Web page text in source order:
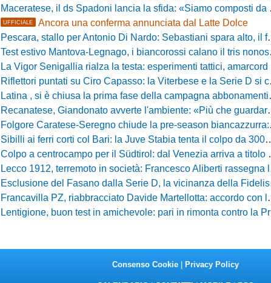
Maceratese, il ds Spadoni lancia la sfida: «Siamo composti da elementi validi con motivazioni altissime»
UFFICIALE Ancora una conferma annunciata dal Latte Dolce
Pescara, stallo per Antonio Di Nardo: Sebastiani spara alto, il futuro resta un enigma
Test estivo Mantova-Legnago, i biancorossi calano il tris nonostante il gran caldo: il racconto de L'Arena
La Vigor Senigallia rialza la testa: esperimenti tattici, amarcord e lo sguardo al Rimini
Riflettori puntati su Ciro Capasso: la Viterbese e la Serie D si contendono l'esterno ex Fiorentina
Latina , si è chiusa la prima fase della campagna abbonamenti: circa 400 tessere rinnovate in prelazione
Recanatese, Giandonato avverte l'ambiente: «Più che guardare chi avremo di fronte, mi interessa vedere la mia squadra migliorare giorno dopo giorno»
Folgore Caratese-Seregno chiude la pre-season biancazzurra: info e dove vedere il match
Sibilli ai ferri corti col Bari: la Juve Stabia tenta il colpo da 300mila euro
Colpo a centrocampo per il Südtirol: dal Venezia arriva a titolo definitivo Bjarki Bjarkason
Lecco 1912, terremoto in società: Francesco Aliberti rassegna le dimissioni da tutte le cariche
Esclusione del Fasano dalla Serie D, la vicinanza della Fidelis Andria e le parole del presidente Vallarella
Francavilla PZ, riabbracciato Davide Martellotta: accordo con la Folgore Caratese per il ritorno in prestito
Lentigione, buon test in amichevole: pari in rimonta contro la Primavera del Sassuolo
Consenso Cookie| Privacy Policy